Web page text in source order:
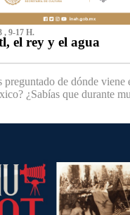
, 9-17 H.
el rey y el agua
preguntado de dónde viene
¿Sabías que durante